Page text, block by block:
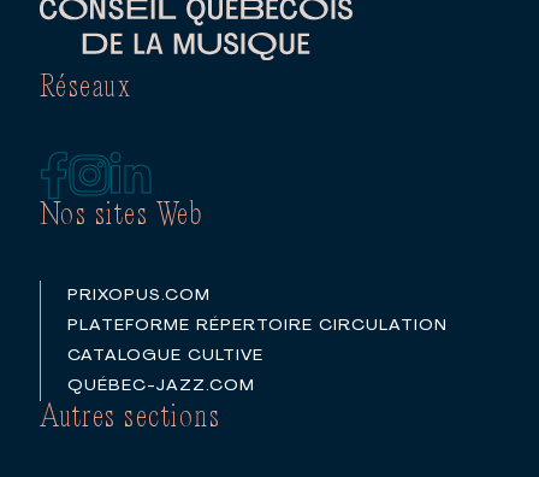
Nos sites Web
PRIXOPUS.COM
PLATEFORME RÉPERTOIRE CIRCULATION
CATALOGUE CULTIVE
QUÉBEC-JAZZ.COM
Autres sections
Réseaux